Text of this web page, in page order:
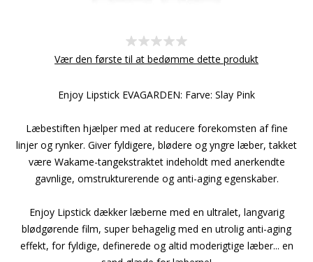
Vær den første til at bedømme dette produkt
Enjoy Lipstick EVAGARDEN: Farve: Slay Pink
Læbestiften hjælper med at reducere forekomsten af fine
linjer og rynker. Giver fyldigere, blødere og yngre læber, takket
være Wakame-tangekstraktet indeholdt med anerkendte
gavnlige, omstrukturerende og anti-aging egenskaber.
Enjoy Lipstick dækker læberne med en ultralet, langvarig
blødgørende film, super behagelig med en utrolig anti-aging
effekt, for fyldige, definerede og altid moderigtige læber... en